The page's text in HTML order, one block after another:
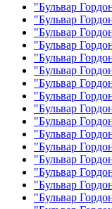
"Бульвар
"Бульвар
"Бульвар
"Бульвар
"Бульвар
"Бульвар
"Бульвар
"Бульвар
"Бульвар
"Бульвар
"Бульвар
"Бульвар
"Бульвар
"Бульвар
"Бульвар
"Бульвар